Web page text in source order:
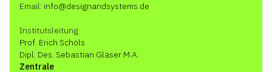
Email: info@designandsystems.de
Institutsleitung
Prof. Erich Schöls
Dipl. Des. Sebastian Gläser M.A.
Zentrale